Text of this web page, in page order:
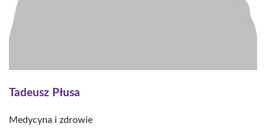
Tadeusz Płusa
Medycyna i zdrowie